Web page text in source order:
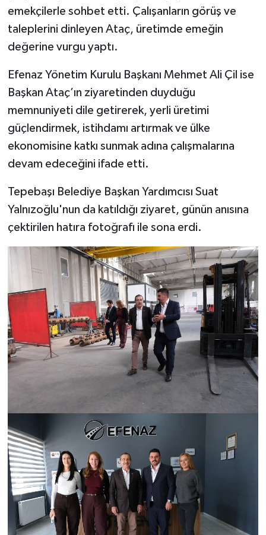
emekçilerle sohbet etti. Çalışanların görüş ve
taleplerini dinleyen Ataç, üretimde emeğin
değerine vurgu yaptı.
Efenaz Yönetim Kurulu Başkanı Mehmet Ali Çil ise
Başkan Ataç’ın ziyaretinden duyduğu
memnuniyeti dile getirerek, yerli üretimi
güçlendirmek, istihdamı artırmak ve ülke
ekonomisine katkı sunmak adına çalışmalarına
devam edeceğini ifade etti.
Tepebaşı Belediye Başkan Yardımcısı Suat
Yalnızoğlu'nun da katıldığı ziyaret, günün anısına
çektirilen hatıra fotoğrafı ile sona erdi.